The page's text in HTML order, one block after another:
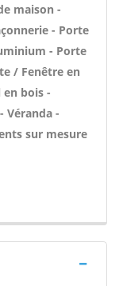
maison -
- Porte
- Porte
/ Fenêtre en
bois -
Véranda -
sur mesure